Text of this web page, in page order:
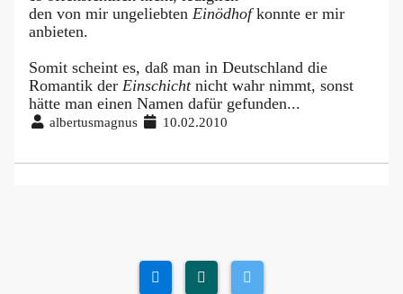
den von mir ungeliebten Einödhofkonnte er mir
anbieten.
Somit scheint es, daß man in Deutschland die
Romantik der Einschichtnicht wahr nimmt, sonst
hätte man einen Namen dafür gefunden...
albertusmagnus 10.02.2010